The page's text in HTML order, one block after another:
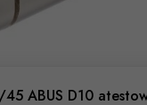
ABUS D10